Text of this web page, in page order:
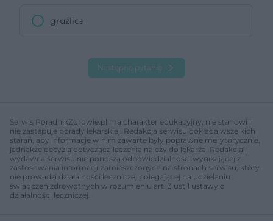
gruźlica
Następne pytanie
Serwis PoradnikZdrowie.pl ma charakter edukacyjny, nie stanowi i
nie zastępuje porady lekarskiej. Redakcja serwisu dokłada wszelkich
starań, aby informacje w nim zawarte były poprawne merytorycznie,
jednakże decyzja dotycząca leczenia należy do lekarza. Redakcja i
wydawca serwisu nie ponoszą odpowiedzialności wynikającej z
zastosowania informacji zamieszczonych na stronach serwisu, który
nie prowadzi działalności leczniczej polegającej na udzielaniu
świadczeń zdrowotnych w rozumieniu art. 3 ust 1 ustawy o
działalności leczniczej.